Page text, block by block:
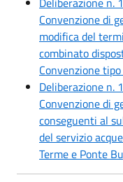
Convenzione di
modifica del
combinato
Convenzione
Deliberazione n.
Convenzione di
conseguenti al
del servizio
Terme e Ponte